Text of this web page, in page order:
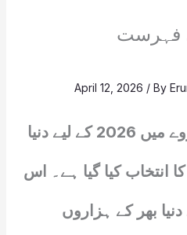
فہرست
April 12, 2026 / By
ٹائم آؤٹ کے سالانہ سروے میں 2026 کے لیے دنیا
کا انتخاب کیا گیا ہے۔ اس
بھر کے ہزاروں